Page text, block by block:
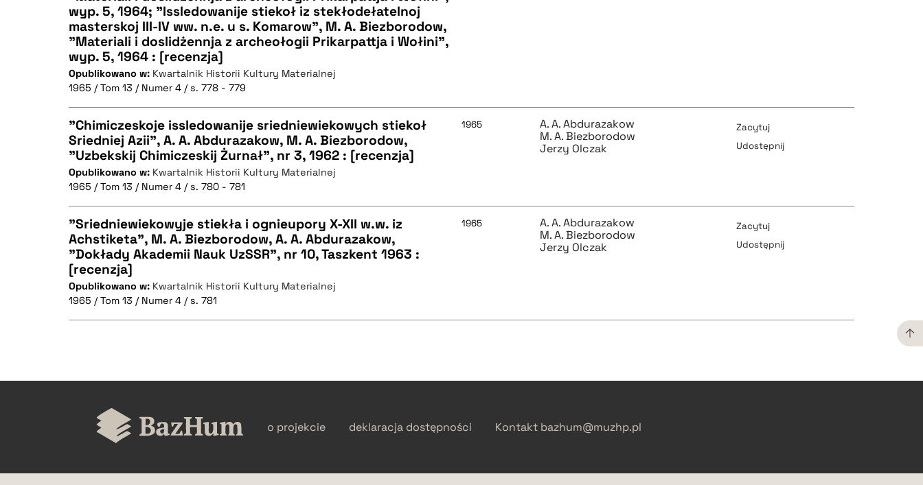
BIBTEX
wyp. 5, 1964; "Issledowanije stiekoł iz stekłodełatelnoj
masterskoj III-IV ww. n.e. u s. Komarow", M. A. Biezborodow,
"Materiali i doslidżennja z archeołogii Prikarpattja i Wołini",
wyp. 5, 1964 : [recenzja]
Opublikowano w: Kwartalnik Historii Kultury Materialnej
1965 / Tom 13 / Numer 4 / s. 778 - 779
CZYSTY TEKST
BIBTEX
"Chimiczeskoje issledowanije sriedniewiekowych stiekoł
Sriedniej Azii", A. A. Abdurazakow, M. A. Biezborodow,
"Uzbekskij Chimiczeskij Żurnał", nr 3, 1962 : [recenzja]
Opublikowano w: Kwartalnik Historii Kultury Materialnej
1965 / Tom 13 / Numer 4 / s. 780 - 781
1965
A. A. Abdurazakow
M. A. Biezborodow
Jerzy Olczak
Zacytuj
Udostępnij
CZYSTY TEKST
"Sriedniewiekowyje stiekła i ognieupory X-XII w.w. iz
Achstiketa", M. A. Biezborodow, A. A. Abdurazakow,
"Dokłady Akademii Nauk UzSSR", nr 10, Taszkent 1963 :
[recenzja]
Opublikowano w: Kwartalnik Historii Kultury Materialnej
1965 / Tom 13 / Numer 4 / s. 781
1965
A. A. Abdurazakow
M. A. Biezborodow
Jerzy Olczak
Zacytuj
Udostępnij
pobierz cytat
o projekcie deklaracja dostępności Kontakt bazhum@muzhp.pl